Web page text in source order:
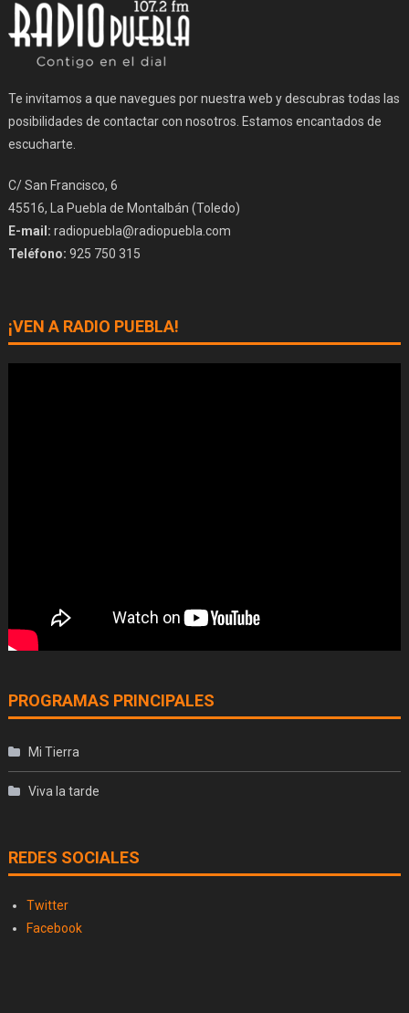
Te invitamos a que navegues por nuestra web y descubras todas las
posibilidades de contactar con nosotros. Estamos encantados de
escucharte.
C/ San Francisco, 6
45516, La Puebla de Montalbán (Toledo)
E-mail: radiopuebla@radiopuebla.com
Teléfono: 925 750 315
¡VEN A RADIO PUEBLA!
PROGRAMAS PRINCIPALES
Mi Tierra
Viva la tarde
REDES SOCIALES
Twitter
Facebook